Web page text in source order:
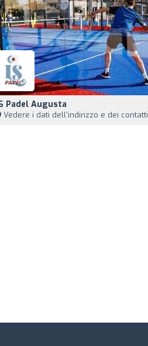
Padel Augusta
Vedere i dati dell'indirizzo e dei contatti